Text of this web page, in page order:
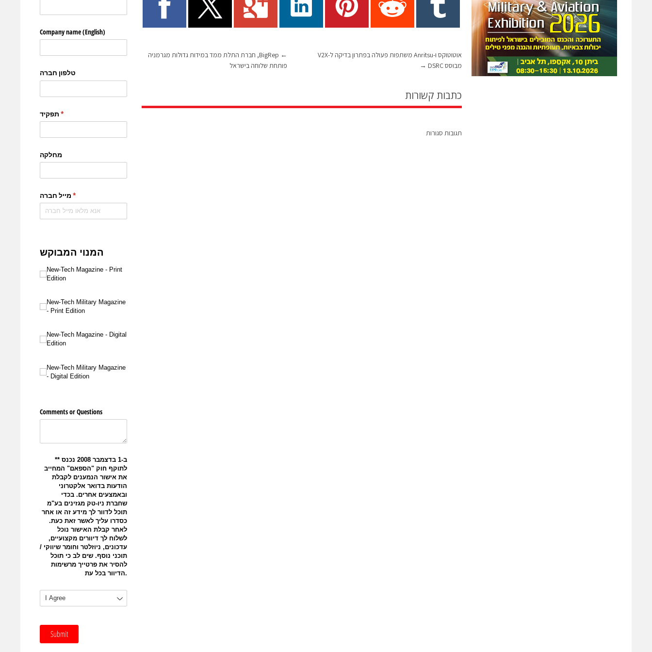
←
BigRep, חברת התלת ממד במידות גדולות מגרמניה
פותחת שלוחה בישראל
אוטוטוקס ו-Anritsu משתפות פעולה בפתרון בדיקה ל-V2X
מבוסס DSRC
→
כתבות קשורות
תגובות סגורות